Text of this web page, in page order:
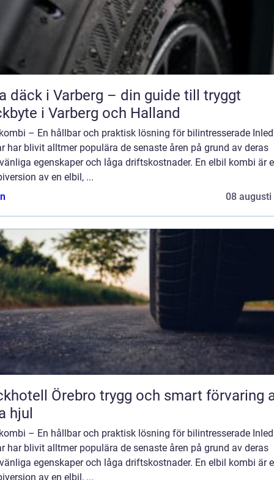
däck i Varberg – din guide till tryggt
i Varberg och Halland
– En hållbar och praktisk lösning för bilintresserade
har blivit alltmer populära de senaste åren på grund av deras
egenskaper och låga driftskostnader. En elbil kombi är
av en elbil, ...
08 augusti
Örebro trygg och smart förvaring av
hjul
– En hållbar och praktisk lösning för bilintresserade
har blivit alltmer populära de senaste åren på grund av deras
egenskaper och låga driftskostnader. En elbil kombi är
av en elbil, ...